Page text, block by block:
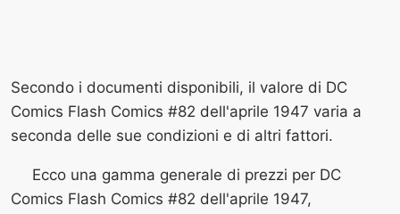
Secondo i documenti disponibili, il valore di DC
Comics Flash Comics #82 dell'aprile 1947 varia a
seconda delle sue condizioni e di altri fattori.
Ecco una gamma generale di prezzi per DC
Comics Flash Comics #82 dell'aprile 1947,